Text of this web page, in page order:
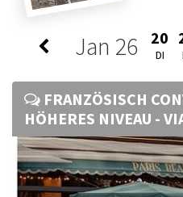
Jan 26 20
DI
FRANZÖSISCH
HÖHERES NIVEAU -